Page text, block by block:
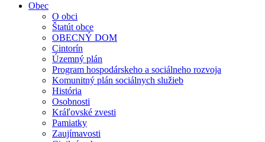
Obec
O obci
Štatút obce
OBECNÝ DOM
Cintorín
Územný plán
Program hospodárskeho a sociálneho rozvoja
Komunitný plán sociálnych služieb
História
Osobnosti
Kráľovské zvesti
Pamiatky
Zaujímavosti